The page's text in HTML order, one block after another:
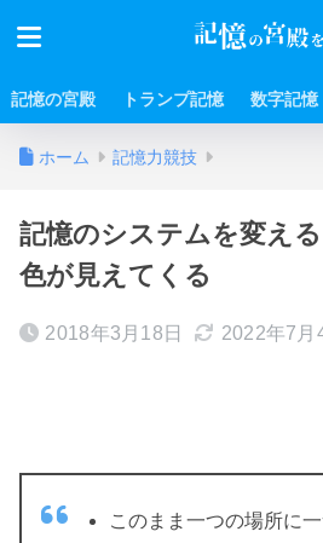
記憶の宮殿 トランプ記憶 数字記憶
ホーム 記憶力競技
記憶のシステムを変え
色が見えてくる
2018年3月18日 2022年7月
このまま一つの場所に